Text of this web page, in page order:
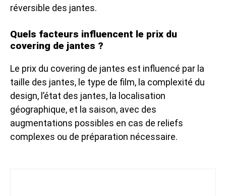
réversible des jantes.
Quels facteurs influencent le prix du
covering de jantes ?
Le prix du covering de jantes est influencé par la
taille des jantes, le type de film, la complexité du
design, l’état des jantes, la localisation
géographique, et la saison, avec des
augmentations possibles en cas de reliefs
complexes ou de préparation nécessaire.